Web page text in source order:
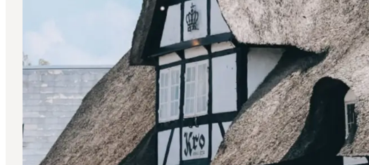
Den Urlaub planen